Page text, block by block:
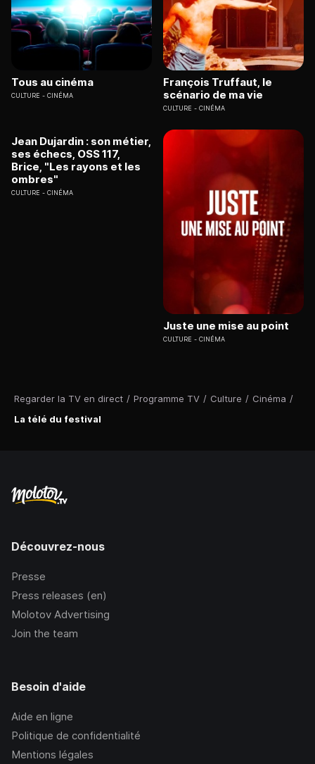
Regarder la TV en direct / Programme TV / Culture / Cinéma /
La télé du festival
Tous au cinéma
CULTURE CINÉMA
François Truffaut, le
scénario de ma vie
CULTURE CINÉMA
Jean Dujardin : son métier,
ses échecs, OSS 117,
Brice, "Les rayons et les
ombres"
CULTURE CINÉMA
Juste une mise au point
CULTURE CINÉMA
Découvrez-nous
Presse
Press releases (en)
Molotov Advertising
Join the team
Besoin d'aide
Aide en ligne
Politique de confidentialité
Mentions légales